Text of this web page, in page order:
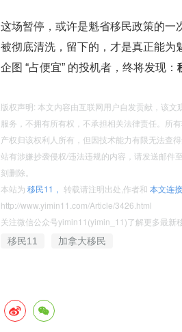
这场暂停，或许是魁省移民政策的一
被彻底清洗，留下的，才是真正能
企图 “占便宜” 的投机者，终将发现：
版权声明: 本文内容由互联网用户自发贡献，该
服务，不拥有所有权，不承担相关法律责任。所
产权归该权利人所有，但因技术能力有限无法查
站有涉嫌抄袭侵权/违法违规的内容，请发送邮件
刻删除。
本站为 移民11， 转载请注明出处,作者和 本文连接
http://www.yimin11.com/Article/3426.html
关注微信公众号yimin11(yimin_11)了解更多最新
移民11 加拿大移民